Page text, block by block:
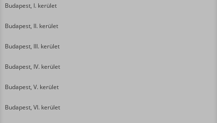
Budapest, I. kerület
Budapest, II. kerület
Budapest, III. kerület
Budapest, IV. kerület
Budapest, V. kerület
Budapest, VI. kerület